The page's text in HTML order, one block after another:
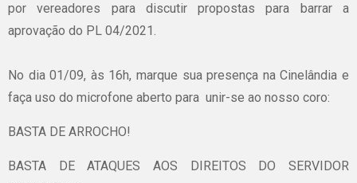
por vereadores para discutir propostas para barrar a
aprovação do PL 04/2021.
No dia 01/09, às 16h, marque sua presença na Cinelândia e
faça uso do microfone aberto para unir-se ao nosso coro:
BASTA DE ARROCHO!
BASTA DE ATAQUES AOS DIREITOS DO SERVIDOR